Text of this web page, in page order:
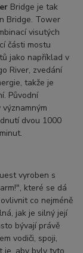
Bridge je tak
Bridge. Tower
visutých
části mostu
jako například v
River, zvedání
takže je
Původní
dvou 1000
vyroben s
které se dá
co nejméně
jak je silný její
bývají právě
vodiči, spoji,